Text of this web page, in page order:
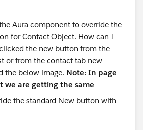
Aura component to override the
for Contact Object. How can I
the new button from the
or from the contact tab new
the below image. Note: In page
we are getting the same